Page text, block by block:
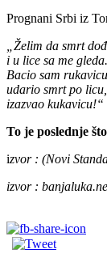
Prognani Srbi iz
„Želim da smrt
i u lice sa me gleda.
Bacio sam rukavicu,
udario smrt po licu,
izazvao kukavicu!“
To je poslednje
izvor : (Novi
izvor :